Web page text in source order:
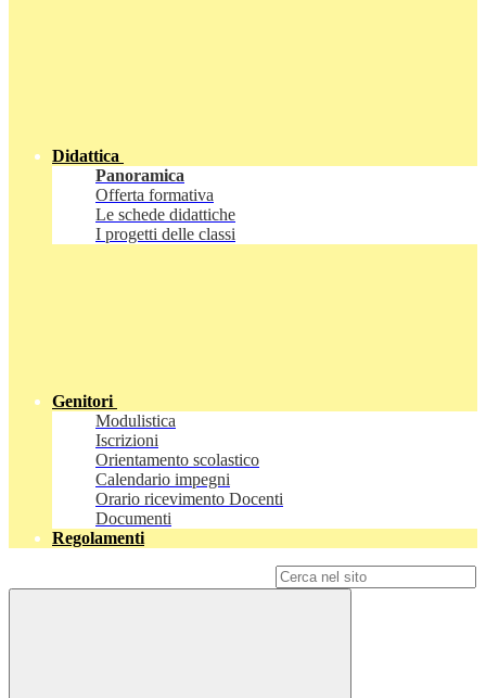
Didattica
Panoramica
Offerta formativa
Le schede didattiche
I progetti delle classi
Genitori
Modulistica
Iscrizioni
Orientamento scolastico
Calendario impegni
Orario ricevimento Docenti
Documenti
Regolamenti